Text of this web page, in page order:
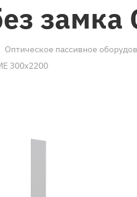
замка
Оптическое пассивное
300x2200